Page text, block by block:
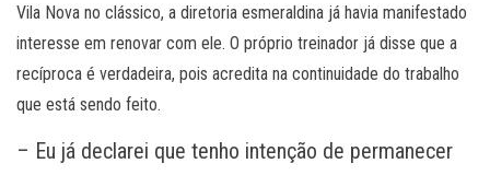
Vila Nova no clássico, a diretoria esmeraldina já havia manifestado
interesse em renovar com ele. O próprio treinador já disse que a
recíproca é verdadeira, pois acredita na continuidade do trabalho
que está sendo feito.
– Eu já declarei que tenho intenção de permanecer